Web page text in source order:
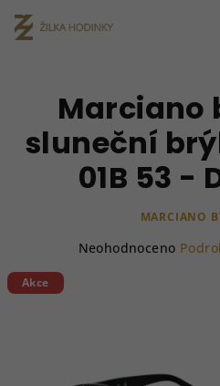
na
obsah
Marciano
sluneční
01B 53 -
MARCIANO
produktu
Neohodnoceno
Akce